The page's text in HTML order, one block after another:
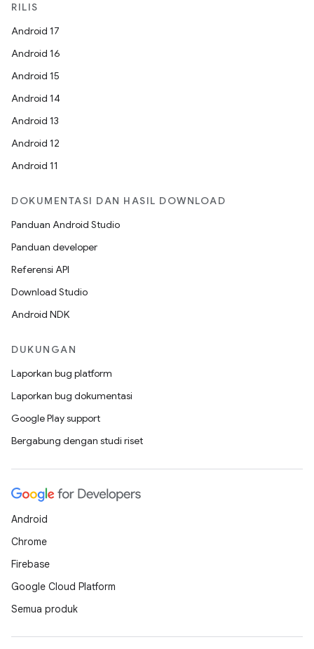
RILIS
Android 17
Android 16
Android 15
Android 14
Android 13
Android 12
Android 11
DOKUMENTASI DAN HASIL DOWNLOAD
Panduan Android Studio
Panduan developer
Referensi API
Download Studio
Android NDK
DUKUNGAN
Laporkan bug platform
Laporkan bug dokumentasi
Google Play support
Bergabung dengan studi riset
Android
Chrome
Firebase
Google Cloud Platform
Semua produk